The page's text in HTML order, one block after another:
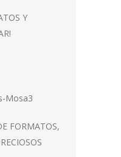
Y
FORMATOS,